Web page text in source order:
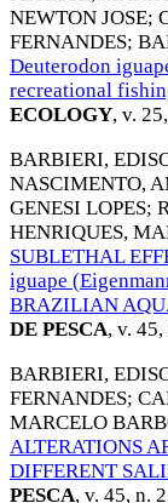
NEWTON JOSE;
FERNANDES;
Deuterodon
recreational
ECOLOGY, v.
BARBIERI,
NASCIMENTO,
GENESI LOPES;
HENRIQUES,
SUBLETHAL
iguape
BRAZILIAN
DE PESCA, v. 45,
BARBIERI,
FERNANDES;
MARCELO
ALTERATIONS
DIFFERENT
PESCA, v. 45, n.